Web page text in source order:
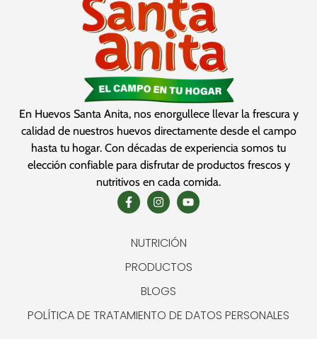
En Huevos Santa Anita, nos enorgullece llevar la frescura y
calidad de nuestros huevos directamente desde el campo
hasta tu hogar. Con décadas de experiencia somos tu
elección confiable para disfrutar de productos frescos y
nutritivos en cada comida.
NUTRICIÓN
PRODUCTOS
BLOGS
POLÍTICA DE TRATAMIENTO DE DATOS PERSONALES